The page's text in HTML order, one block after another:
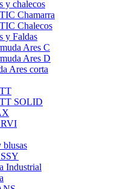
y chalecos
Chamarra
Chalecos
y Faldas
Ares C
Ares D
Ares corta
SOLID
blusas
Industrial